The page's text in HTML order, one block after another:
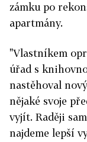
zámku po
apartmány.
"Vlastníkem
úřad s
nastěhoval
nějaké svoje
vyjít. Raději
najdeme lepší